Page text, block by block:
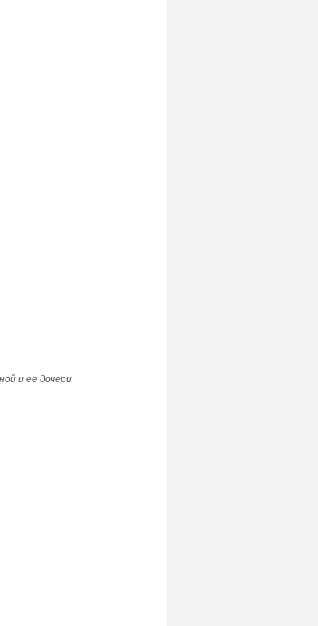
и ее дочери